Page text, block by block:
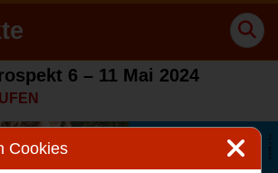
6 – 11 Mai 2024
Cookies